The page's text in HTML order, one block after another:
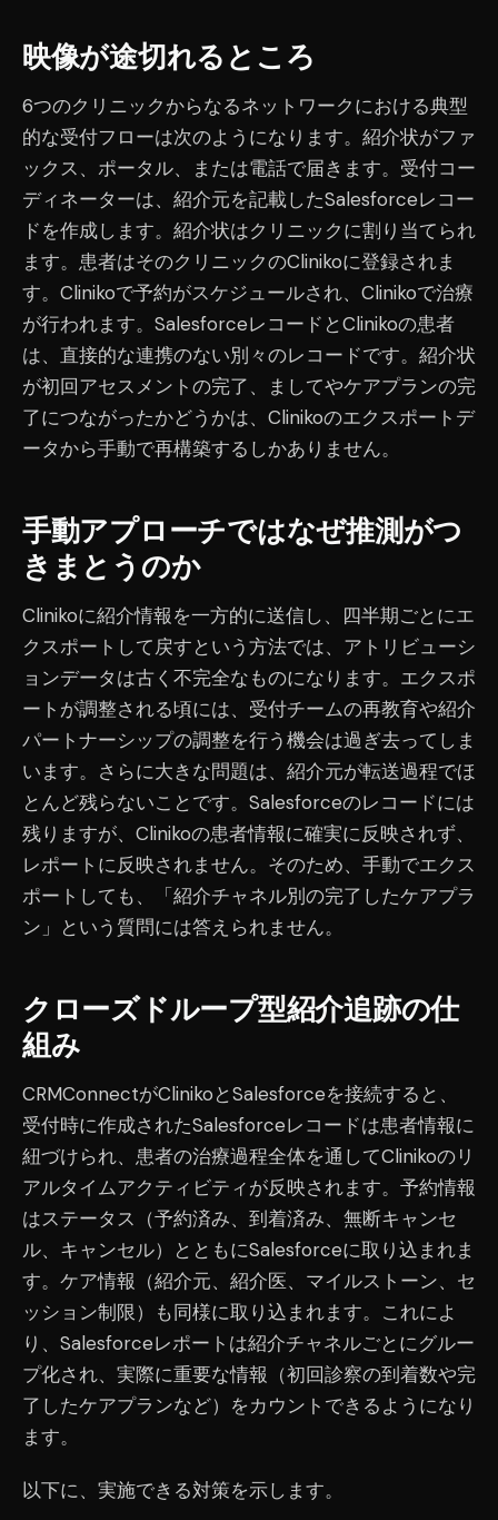
映像が途切れるところ
6つのクリニックからなるネットワークにおける典型
的な受付フローは次のようになります。紹介状がファ
ックス、ポータル、または電話で届きます。受付コー
ディネーターは、紹介元を記載したSalesforceレコー
ドを作成します。紹介状はクリニックに割り当てられ
ます。患者はそのクリニックのClinikoに登録されま
す。Clinikoで予約がスケジュールされ、Clinikoで治療
が行われます。SalesforceレコードとClinikoの患者
は、直接的な連携のない別々のレコードです。紹介状
が初回アセスメントの完了、ましてやケアプランの完
了につながったかどうかは、Clinikoのエクスポートデ
ータから手動で再構築するしかありません。
手動アプローチではなぜ推測がつ
きまとうのか
Clinikoに紹介情報を一方的に送信し、四半期ごとにエ
クスポートして戻すという方法では、アトリビューシ
ョンデータは古く不完全なものになります。エクスポ
ートが調整される頃には、受付チームの再教育や紹介
パートナーシップの調整を行う機会は過ぎ去ってしま
います。さらに大きな問題は、紹介元が転送過程でほ
とんど残らないことです。Salesforceのレコードには
残りますが、Clinikoの患者情報に確実に反映されず、
レポートに反映されません。そのため、手動でエクス
ポートしても、「紹介チャネル別の完了したケアプラ
ン」という質問には答えられません。
クローズドループ型紹介追跡の仕
組み
CRMConnectがClinikoとSalesforceを接続すると、
受付時に作成されたSalesforceレコードは患者情報に
紐づけられ、患者の治療過程全体を通してClinikoのリ
アルタイムアクティビティが反映されます。予約情報
はステータス（予約済み、到着済み、無断キャンセ
ル、キャンセル）とともにSalesforceに取り込まれま
す。ケア情報（紹介元、紹介医、マイルストーン、セ
ッション制限）も同様に取り込まれます。これによ
り、Salesforceレポートは紹介チャネルごとにグルー
プ化され、実際に重要な情報（初回診察の到着数や完
了したケアプランなど）をカウントできるようになり
ます。
以下に、実施できる対策を示します。